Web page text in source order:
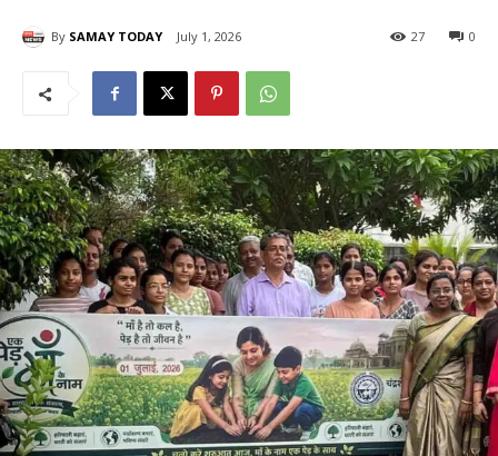
By SAMAY TODAY July 1, 2026 0
27